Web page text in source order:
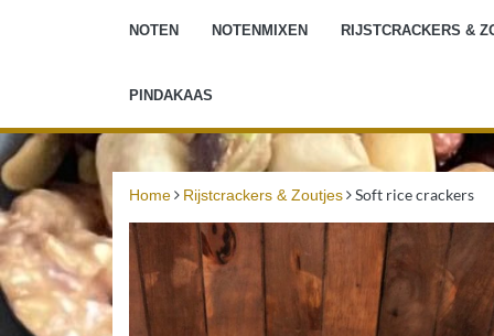
NOTEN NOTENMIXEN RIJSTCRACKERS &
PINDAKAAS
Home Rijstcrackers & Zoutjes Soft rice crackers